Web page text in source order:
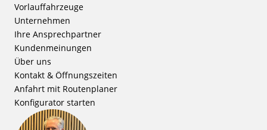
Vorlauffahrzeuge
Unternehmen
Ihre Ansprechpartner
Kundenmeinungen
Über uns
Kontakt & Öffnungszeiten
Anfahrt mit Routenplaner
Konfigurator starten